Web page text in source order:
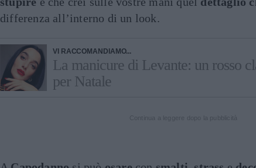
differenza all’interno di un look.
VI RACCOMANDIAMO...
La manicure di Levante: un rosso
per Natale